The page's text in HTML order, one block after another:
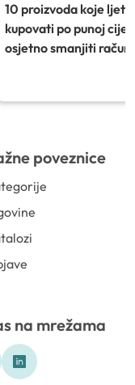
10 proizvoda koje ljeti
kupovati po punoj
osjetno smanjiti račun)
poveznice
na mrežama